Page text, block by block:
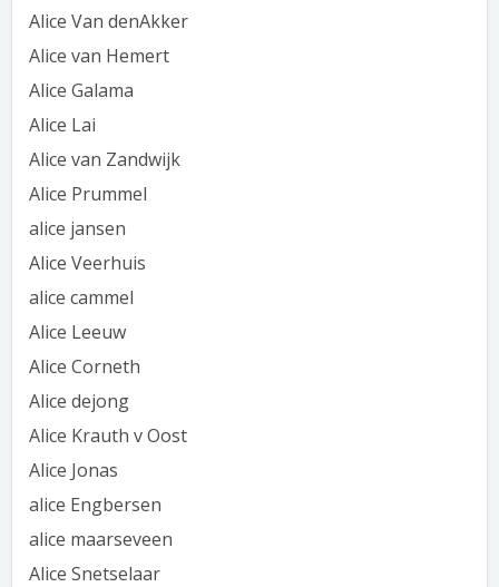
Alice Van denAkker
Alice van Hemert
Alice Galama
Alice Lai
Alice van Zandwijk
Alice Prummel
alice jansen
Alice Veerhuis
alice cammel
Alice Leeuw
Alice Corneth
Alice dejong
Alice Krauth v Oost
Alice Jonas
alice Engbersen
alice maarseveen
Alice Snetselaar